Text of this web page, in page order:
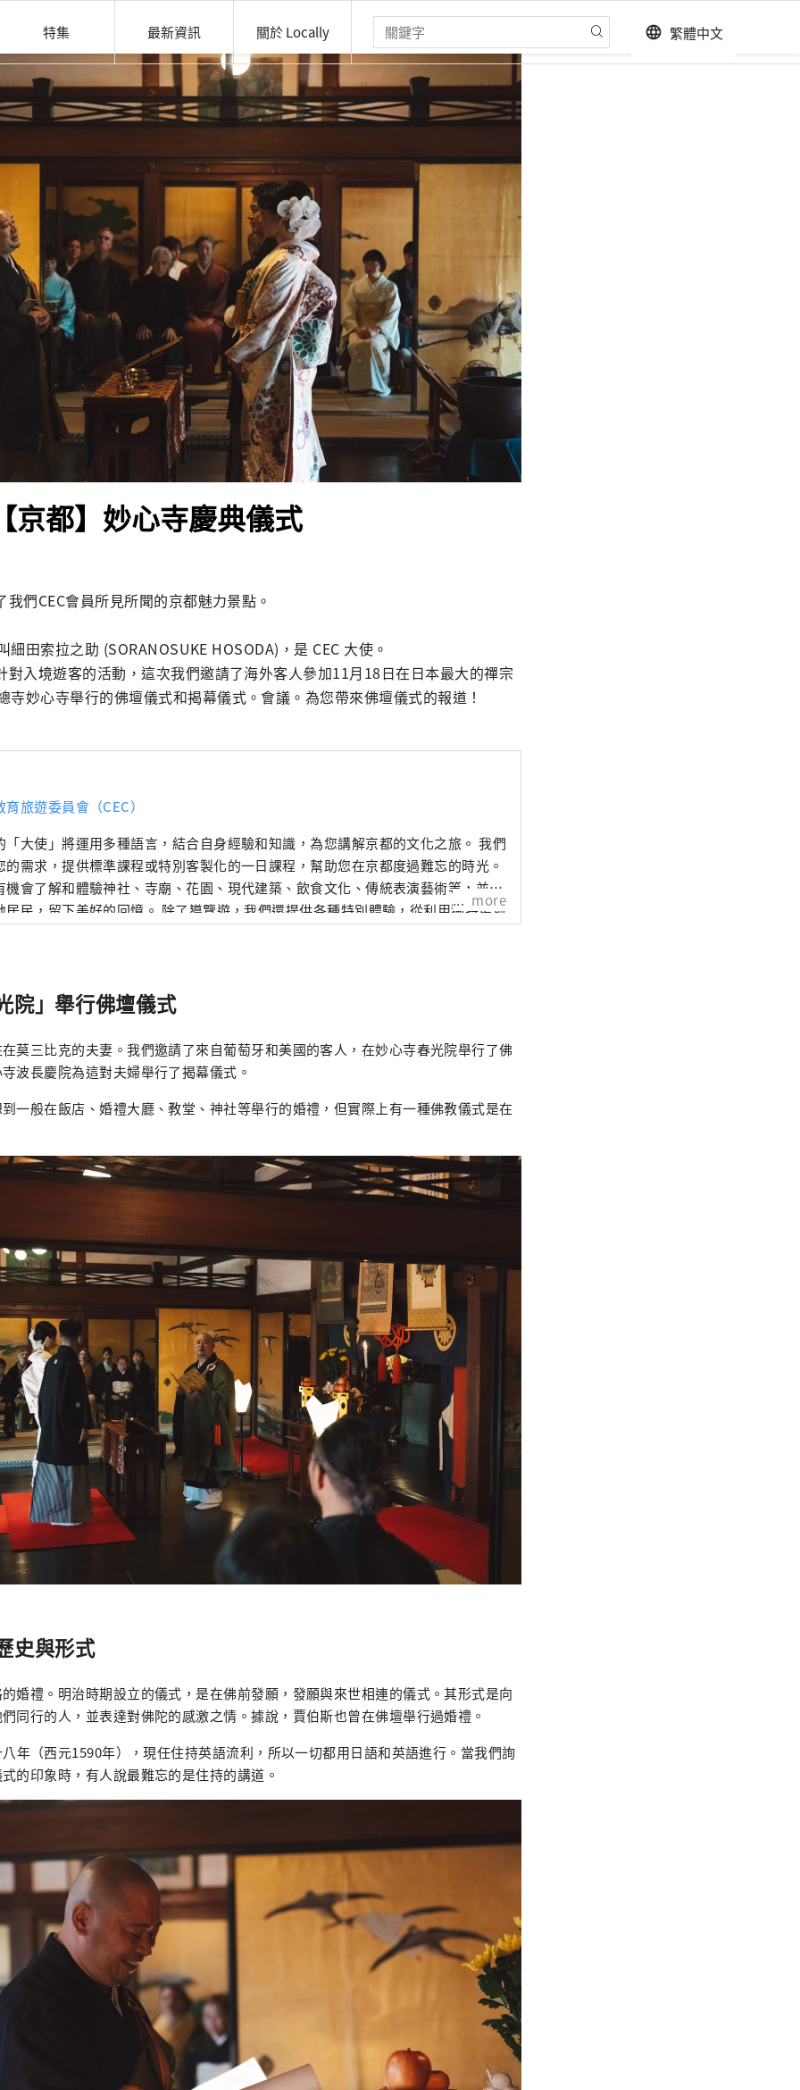
特集 最新資訊 關於 Locally language 繁體中文
京都】妙心寺慶典儀式
我們CEC會員所見所聞的京都魅力景點。
細田索拉之助 (SORANOSUKE HOSODA)，是 CEC 大使。
對入境遊客的活動，這次我們邀請了海外客人參加11月18日在日本最大的禪宗
寺妙心寺舉行的佛壇儀式和揭幕儀式。會議。為您帶來佛壇儀式的報道！
育旅遊委員會（CEC）
「大使」將運用多種語言，結合自身經驗和知識，為您講解京都的文化之旅。 我們
的需求，提供標準課程或特別客製化的一日課程，幫助您在京都度過難忘的時光。
機會了解和體驗神社、寺廟、花園、現代建築、飲食文化、傳統表演藝術等，並結
居民，留下美好的回憶。 除了導覽遊，我們還提供各種特別體驗，從利用獨特場地
more
院」舉行佛壇儀式
莫三比克的夫妻。我們邀請了來自葡萄牙和美國的客人，在妙心寺春光院舉行了佛
波長慶院為這對夫婦舉行了揭幕儀式。
一般在飯店、婚禮大廳、教堂、神社等舉行的婚禮，但實際上有一種佛教儀式是在
史與形式
婚禮。明治時期設立的儀式，是在佛前發願，發願與來世相連的儀式。其形式是向
同行的人，並表達對佛陀的感激之情。據說，賈伯斯也曾在佛壇舉行過婚禮。
年（西元1590年），現任住持英語流利，所以一切都用日語和英語進行。當我們詢
的印象時，有人說最難忘的是住持的講道。